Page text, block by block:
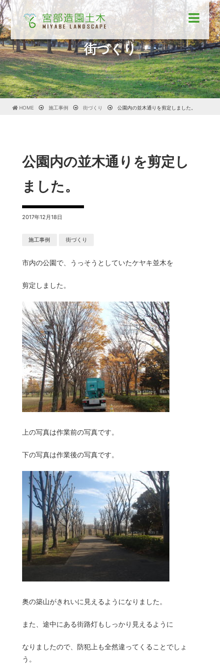
街づくり
HOME 施工事例 街づくり 公園内の並木通りを剪定しました。
公園内の並木通りを剪定し
ました。
2017年12月18日
施工事例 街づくり
市内の公園で、うっそうとしていたケヤキ並木を
剪定しました。
上の写真は作業前の写真です。
下の写真は作業後の写真です。
奥の築山がきれいに見えるようになりました。
また、途中にある街路灯もしっかり見えるように
なりましたので、防犯上も全然違ってくることでしょ
う。